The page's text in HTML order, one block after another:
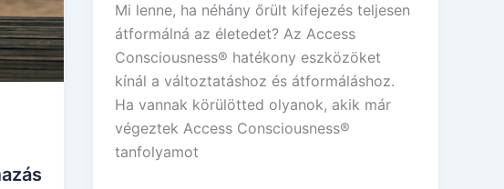
Mi lenne, ha néhány őrült kifejezés teljesen
átformálná az életedet? Az Access
Consciousness® hatékony eszközöket
kínál a változtatáshoz és átformáláshoz.
Ha vannak körülötted olyanok, akik már
végeztek Access Consciousness®
tanfolyamot